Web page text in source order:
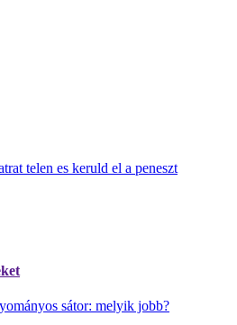
telen es keruld el a peneszt